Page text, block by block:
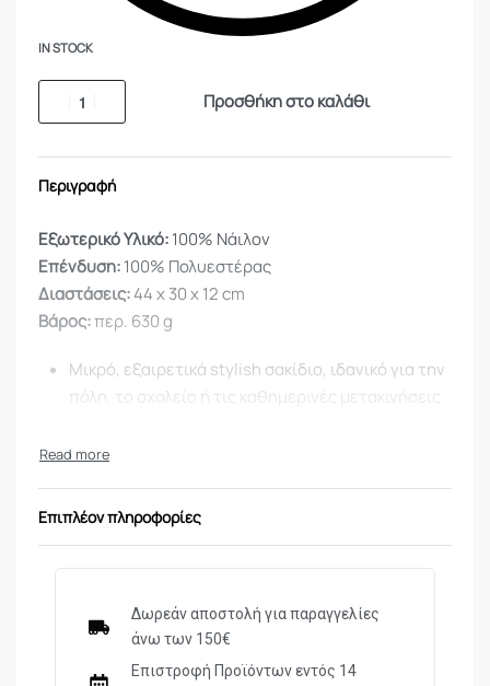
IN STOCK
Προσθήκη στο καλάθι
Περιγραφή
Εξωτερικό Υλικό:100% Νάιλον
Επένδυση:100% Πολυεστέρας
Διαστάσεις:44 x 30 x 12 cm
Βάρος:περ. 630 g
Μικρό, εξαιρετικά stylish σακίδιο, ιδανικό για την
πόλη, το σχολείο ή τις καθημερινές μετακινήσεις
Μεγάλη κύρια θήκη με φερμουάρ
Εσωτερική τσέπη με φερμουάρ
Μπροστινή τσέπη με φερμουάρ
κορδόνι
Επενδεδυμένοι ιμάντες ώμου
Επιπλέον πληροφορίες
Δωρεάν αποστολή για παραγγελίες
άνω των 150€
Επιστροφή Προϊόντων εντός 14